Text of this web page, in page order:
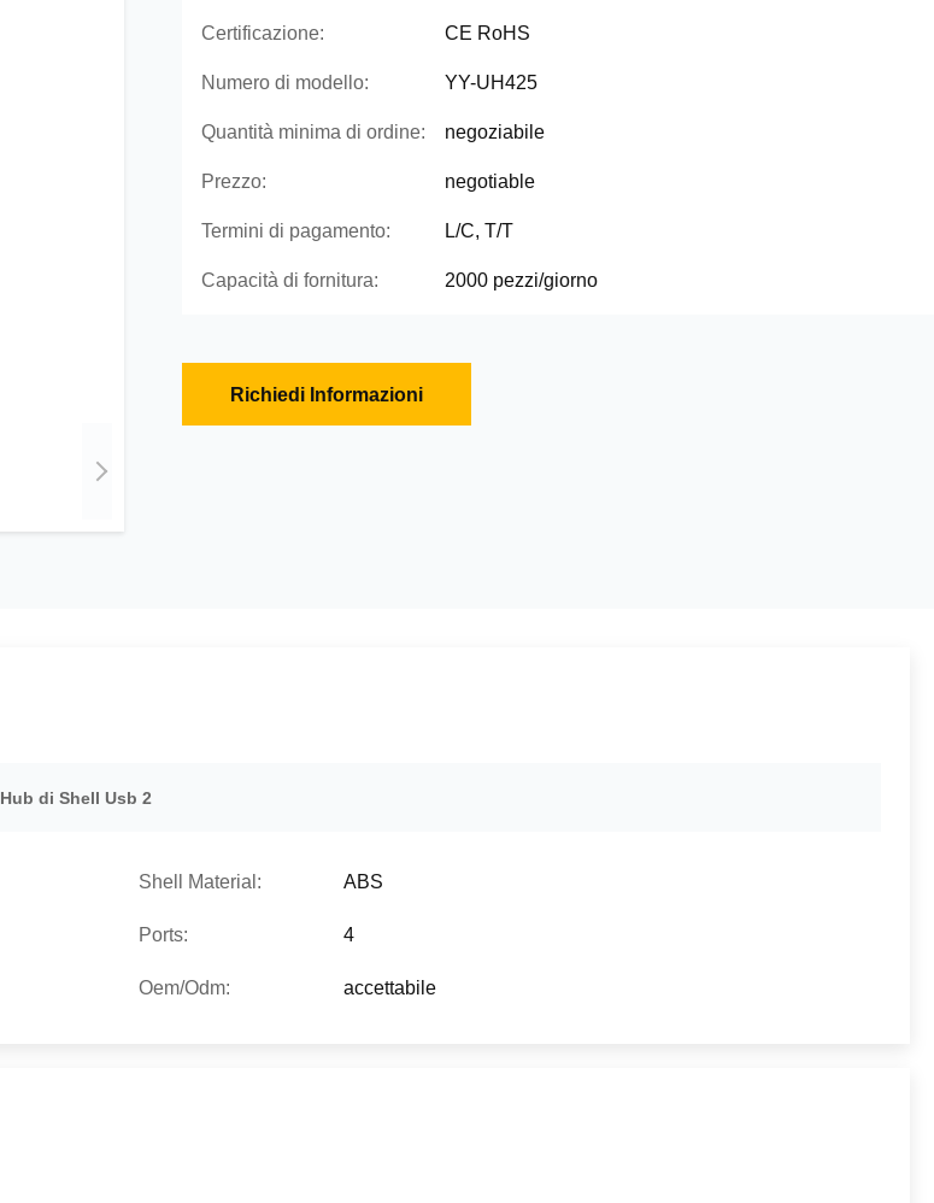
Certificazione: CE RoHS
Numero di modello: YY-UH425
Quantità minima di ordine: negoziabile
Prezzo: negotiable
Termini di pagamento: L/C, T/T
Capacità di fornitura: 2000 pezzi/giorno
Richiedi Informazioni
Hub di Shell Usb 2
Shell Material: ABS
Ports: 4
Oem/Odm: accettabile